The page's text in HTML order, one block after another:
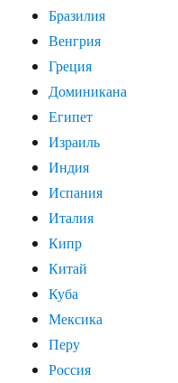
Бразилия
Венгрия
Греция
Доминикана
Египет
Израиль
Индия
Испания
Италия
Кипр
Китай
Куба
Мексика
Перу
Россия